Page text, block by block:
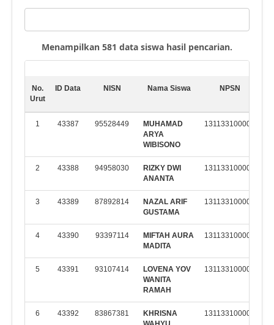
Menampilkan 581 data siswa hasil pencarian.
No.
Urut
ID Data NISN Nama Siswa NPSN
1 43387 95528449
MUHAMAD
ARYA
WIBISONO
131133100002
2 43388 94958030
RIZKY DWI
ANANTA
131133100002
3 43389 87892814
NAZAL ARIF
GUSTAMA
131133100002
4 43390 93397114
MIFTAH AURA
MADITA
131133100002
5 43391 93107414
LOVENA YOV
WANITA
RAMAH
131133100002
6 43392 83867381
KHRISNA
131133100002